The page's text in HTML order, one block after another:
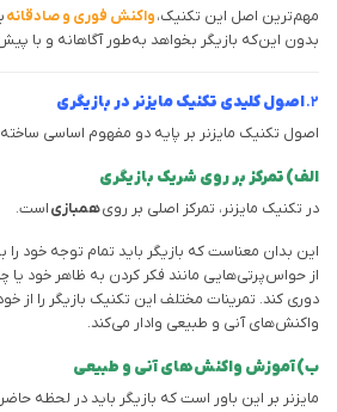
مهم‌ترین اصل این تکنیک،واکنش فوری و صادقانه
بدون این‌که بازیگر بخواهد به‌طور آگاهانه و با
۲. اصول کلیدی تکنیک مایزنر در بازیگری
اصول تکنیک مایزنر بر پایه دو مفهوم اساسی
الف) تمرکز بر روی شریک بازیگری
در تکنیک مایزنر، تمرکز اصلی بر رویهمبازیاست.
این بدان معناست که بازیگر باید تمام توجه خود
از حواس‌پرتی‌هایی مانند فکر کردن به ظاهر خود
دوری کند. تمرینات مختلف این تکنیک بازیگر را از
واکنش‌های آنی و طبیعی وادار می‌کند.
ب) آموزش واکنش‌های آنی و طبیعی
مایزنر بر این باور است که بازیگر باید در لحظه